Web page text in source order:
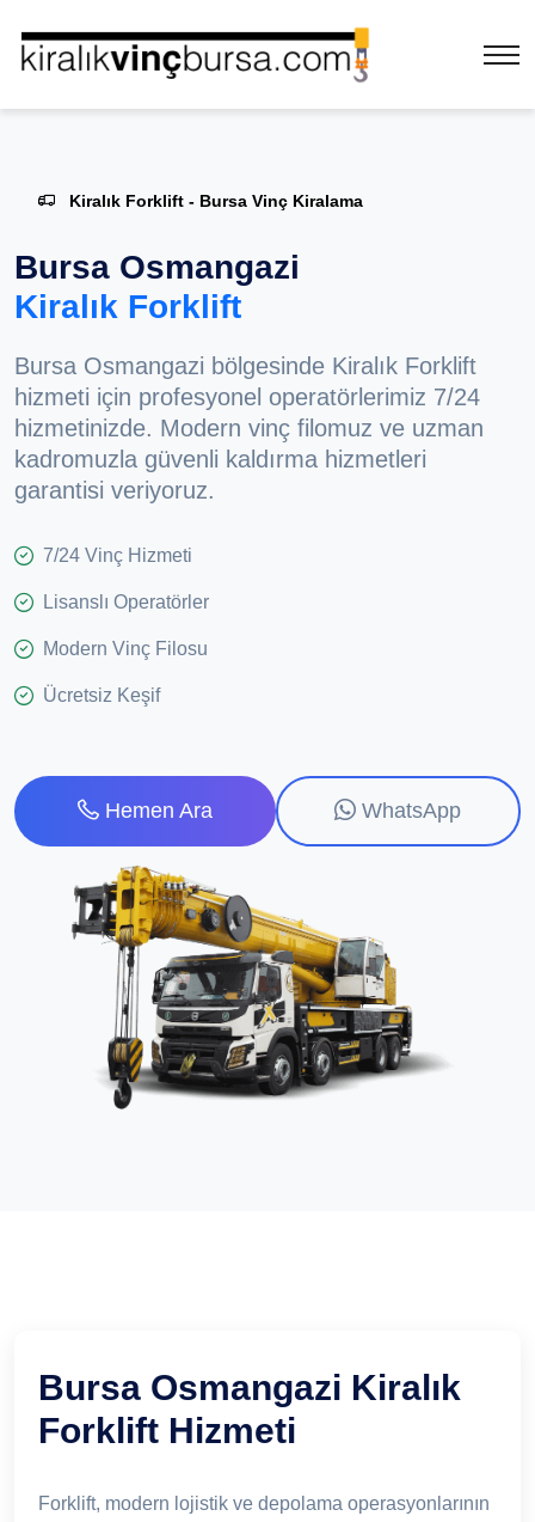
Kiralık Forklift - Bursa Vinç Kiralama
Bursa Osmangazi
Kiralık Forklift
Bursa Osmangazi bölgesinde Kiralık Forklift
hizmeti için profesyonel operatörlerimiz 7/24
hizmetinizde. Modern vinç filomuz ve uzman
kadromuzla güvenli kaldırma hizmetleri
garantisi veriyoruz.
7/24 Vinç Hizmeti
Lisanslı Operatörler
Modern Vinç Filosu
Ücretsiz Keşif
Hemen Ara WhatsApp
Bursa Osmangazi Kiralık
Forklift Hizmeti
Forklift, modern lojistik ve depolama operasyonlarının